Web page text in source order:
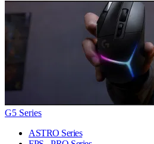
G5 Series
ASTRO Series